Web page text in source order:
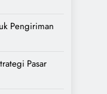
Pengiriman
Pasar